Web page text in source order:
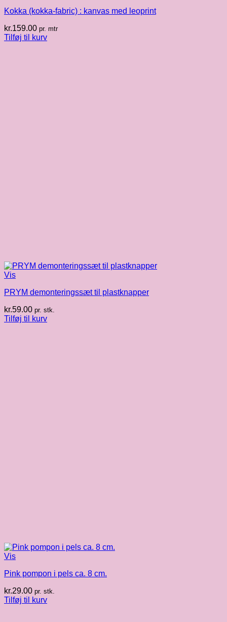
Kokka (kokka-fabric) : kanvas med leoprint
kr.159.00 pr. mtr
Tilføj til kurv
Vis
PRYM demonteringssæt til plastknapper
kr.59.00 pr. stk.
Tilføj til kurv
Vis
Pink pompon i pels ca. 8 cm.
kr.29.00 pr. stk.
Tilføj til kurv